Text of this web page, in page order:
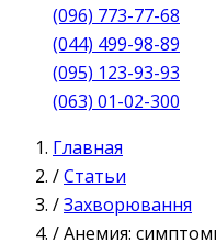
(096) 773-77-68
(044) 499-98-89
(095) 123-93-93
(063) 01-02-300
Главная
/Статьи
/Захворювання
/Анемия: